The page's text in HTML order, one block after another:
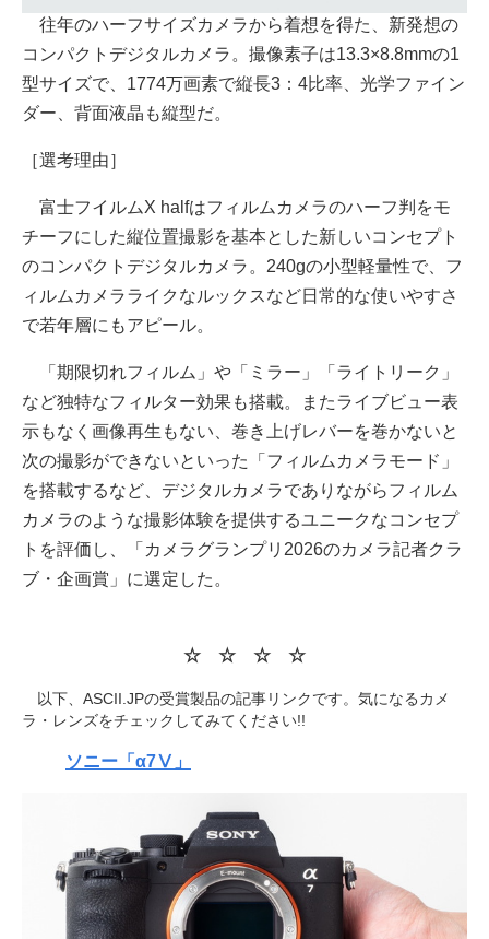
往年のハーフサイズカメラから着想を得た、新発想の
コンパクトデジタルカメラ。撮像素子は13.3×8.8mmの1
型サイズで、1774万画素で縦長3：4比率、光学ファイン
ダー、背面液晶も縦型だ。
［選考理由］
富⼠フイルムX halfはフィルムカメラのハーフ判をモ
チーフにした縦位置撮影を基本とした新しいコンセプト
のコンパクトデジタルカメラ。240gの⼩型軽量性で、フ
ィルムカメラライクなルックスなど⽇常的な使いやすさ
で若年層にもアピール。
「期限切れフィルム」や「ミラー」「ライトリーク」
など独特なフィルター効果も搭載。またライブビュー表
⽰もなく画像再⽣もない、巻き上げレバーを巻かないと
次の撮影ができないといった「フィルムカメラモード」
を搭載するなど、デジタルカメラでありながらフィルム
カメラのような撮影体験を提供するユニークなコンセプ
トを評価し、「カメラグランプリ2026のカメラ記者クラ
ブ・企画賞」に選定した。
☆ ☆ ☆ ☆
以下、ASCII.JPの受賞製品の記事リンクです。気になるカメ
ラ・レンズをチェックしてみてください!!
ソニー「α7Ⅴ」